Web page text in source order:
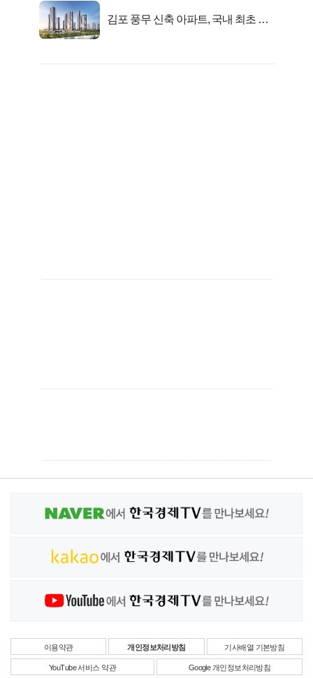
김포 풍무 신축 아파트, 국내 최초 반
이용약관 개인정보처리방침 기사배열 기본방침
YouTube 서비스 약관 Google 개인정보처리방침